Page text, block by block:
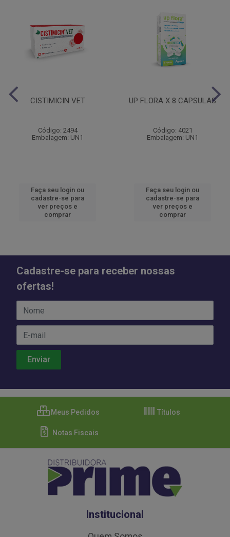
CISTIMICIN VET
Código: 2494
Embalagem: UN1
Faça seu login ou
cadastre-se para
ver preços e
comprar
UP FLORA X 8 CAPSULAS
Código: 4021
Embalagem: UN1
Faça seu login ou
cadastre-se para
ver preços e
comprar
Cadastre-se para receber nossas
ofertas!
Meus Pedidos Títulos
Notas Fiscais
Institucional